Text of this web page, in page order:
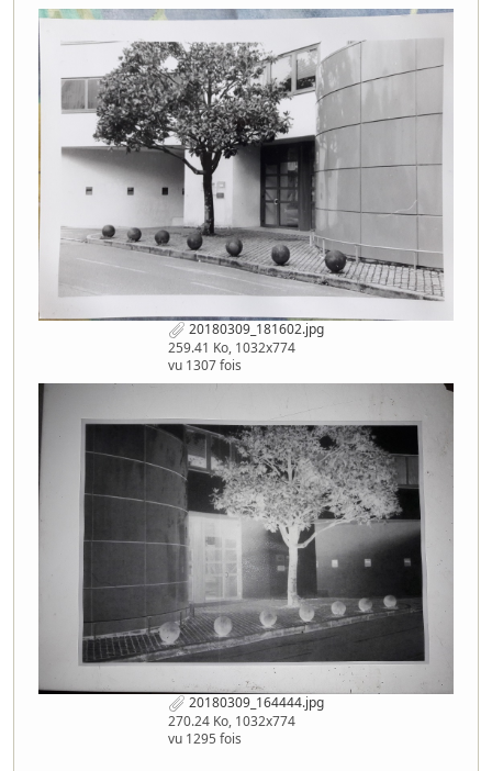
20180309_181602.jpg
259.41 Ko, 1032x774
vu 1307 fois
20180309_164444.jpg
270.24 Ko, 1032x774
vu 1295 fois